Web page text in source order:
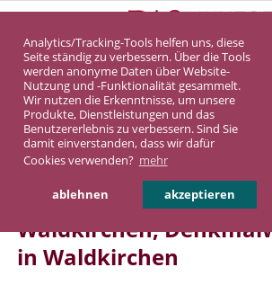
Analytics/Tracking-Tools helfen uns, diese
Seite ständig zu verbessern. Über die Tools
werden anonyme Daten über Website-
Nutzung und -Funktionalität gesammelt.
Wir nutzen die Erkenntnisse, um unsere
Produkte, Dienstleistungen und das
Benutzererlebnis zu verbessern. Sind Sie
damit einverstanden, dass wir dafür
Cookies verwenden? mehr
ablehnen akzeptieren
Denkmalimmobilie
Denkmalwohnung
DASINVEST Service
Denkmalimmobilie in
Waldkirchen,
in Waldkirchen